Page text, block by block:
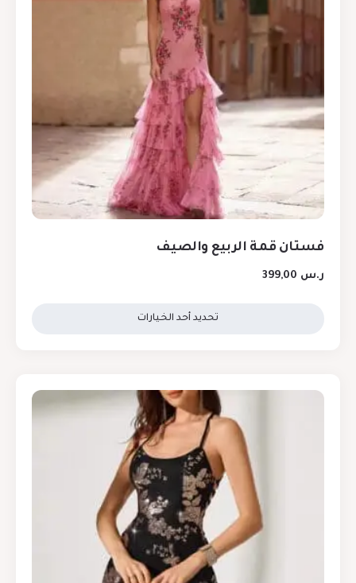
فستان قمة الربيع والصيف
ر.س
تحديد أحد الخيارات